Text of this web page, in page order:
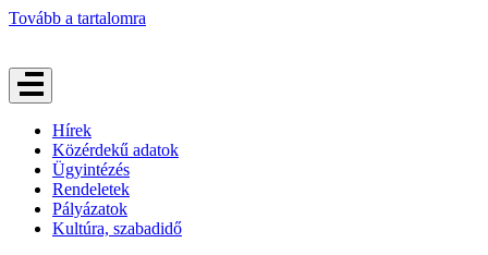
Tovább a tartalomra
Hírek
Közérdekű adatok
Ügyintézés
Rendeletek
Pályázatok
Kultúra, szabadidő